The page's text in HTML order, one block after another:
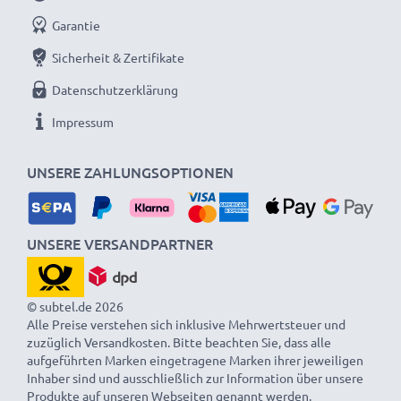
vor dem Einbau getestet
Wechselakku mit 2000mAh Kapazität
Kapazität: 2000mAh replacement battery
Zelltyp / Akkutyp: Lithium Ionen Ersatz-Akku
Passend für: Kompaktkamera, Spiegelreflexkamera,
Systemkamera uvm. die den LP-E6N LP-E6 Akku
verwenden
Unterwegs, zeitgleich und über USB laden -USB
Doppelladegerät
CBC-E6 LC-E6
für LP-E6N LP-E6
Kamera-Akkus
UNSERE ZAHLUNGSOPTIONEN
Garantie
Sicherheit & Zertifikate
Datenschutzerklärung
Impressum
UNSERE VERSANDPARTNER
© subtel.de 2026
Alle Preise verstehen sich inklusive Mehrwertsteuer und
zuzüglich Versandkosten. Bitte beachten Sie, dass alle
aufgeführten Marken eingetragene Marken ihrer jeweiligen
Inhaber sind und ausschließlich zur Information über unsere
Produkte auf unseren Webseiten genannt werden.